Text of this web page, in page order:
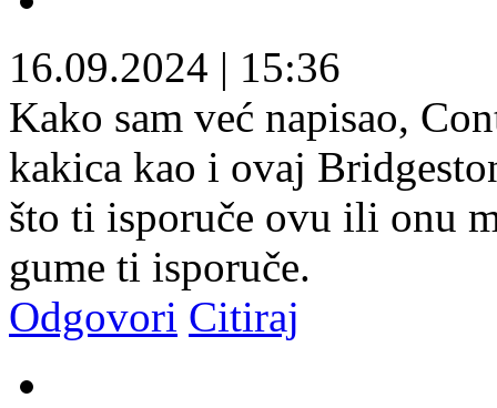
16.09.2024 | 15:36
Kako sam već napisao,
kakica kao i ovaj
što ti isporuče ovu ili onu
gume ti isporuče.
Odgovori Citiraj